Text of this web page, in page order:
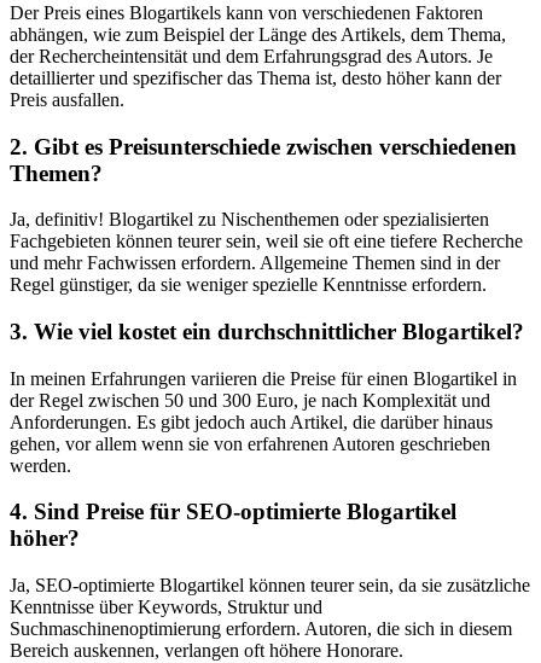
Der Preis eines Blogartikels⁣ kann von verschiedenen Faktoren
abhängen, wie zum Beispiel der Länge des Artikels, dem Thema,
der Rechercheintensität und dem Erfahrungsgrad des Autors. Je
detaillierter und spezifischer ​das Thema ist, desto höher kann der
Preis ‍ausfallen.
2. Gibt es Preisunterschiede zwischen verschiedenen
Themen?
Ja, definitiv! Blogartikel zu Nischenthemen oder spezialisierten
Fachgebieten können teurer sein, weil sie oft eine tiefere Recherche
und mehr Fachwissen erfordern. Allgemeine Themen sind in der
Regel günstiger, ⁣da sie​ weniger spezielle Kenntnisse erfordern.
3. Wie viel kostet ein ​durchschnittlicher Blogartikel?
In meinen Erfahrungen variieren die Preise für einen Blogartikel ​in
der Regel ⁢zwischen 50 und 300⁣ Euro, je nach Komplexität und
Anforderungen. Es gibt jedoch auch Artikel, die darüber hinaus
gehen, vor allem wenn sie von erfahrenen‌ Autoren geschrieben
werden.
4. Sind Preise für SEO-optimierte Blogartikel
höher?
Ja, SEO-optimierte Blogartikel können teurer sein, da sie‍ zusätzliche
⁢Kenntnisse über Keywords, Struktur und
Suchmaschinenoptimierung erfordern. Autoren, die sich in diesem
Bereich auskennen, verlangen oft höhere Honorare.